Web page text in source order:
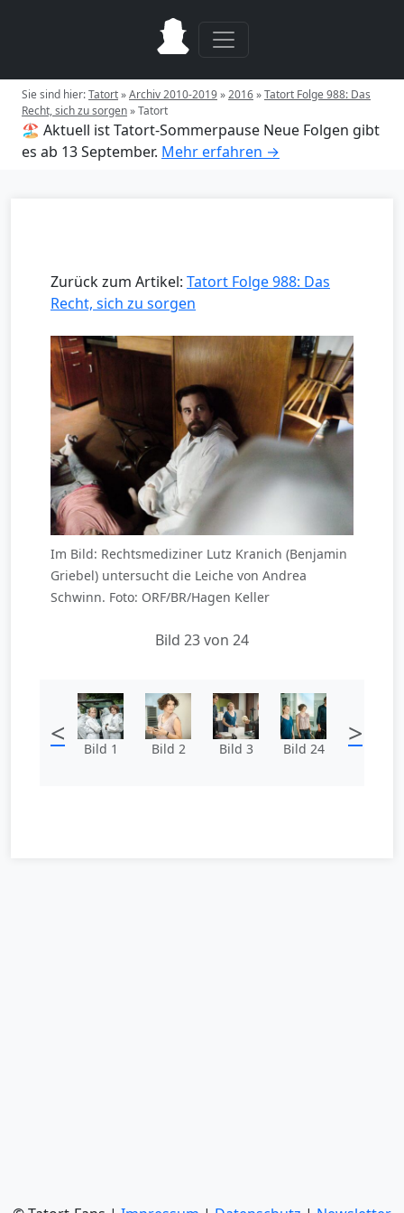
Sie sind hier:Tatort»Archiv 2010-2019»2016»Tatort Folge 988: Das
Recht, sich zu sorgen»Tatort
🏖️ Aktuell ist Tatort-Sommerpause Neue Folgen gibt
es ab 13 September. Mehr erfahren →
Zurück zum Artikel: Tatort Folge 988: Das
Recht, sich zu sorgen
Im Bild: Rechtsmediziner Lutz Kranich (Benjamin
Griebel) untersucht die Leiche von Andrea
Schwinn. Foto: ORF/BR/Hagen Keller
Bild 23 von 24
< Bild 1 Bild 2 Bild 3 Bild 24 >